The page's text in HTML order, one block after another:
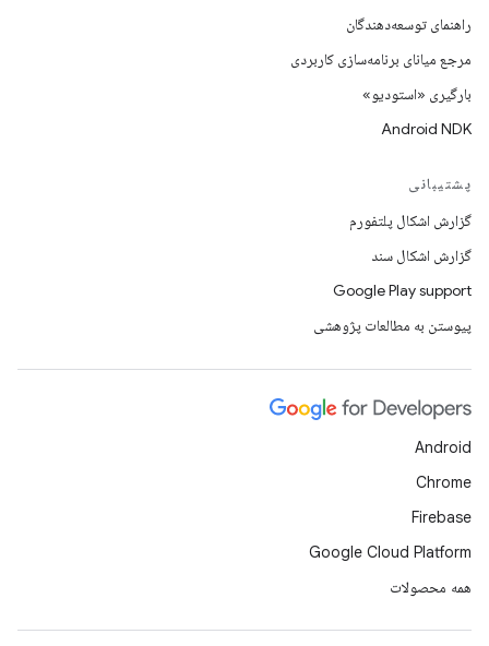
راهنمای توسعه‌دهندگان
مرجع میانای برنامه‌سازی کاربردی
بارگیری «استودیو»
Android NDK
پشتیبانی
گزارش اشکال پلتفورم
گزارش اشکال سند
Google Play support
پیوستن به مطالعات پژوهشی
Android
Chrome
Firebase
Google Cloud Platform
همه محصولات